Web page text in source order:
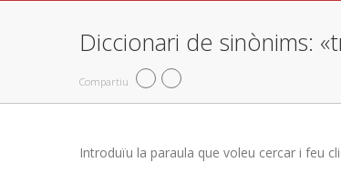
Diccionari de sinònims:
Compartiu
Introduïu la paraula que voleu cercar i feu